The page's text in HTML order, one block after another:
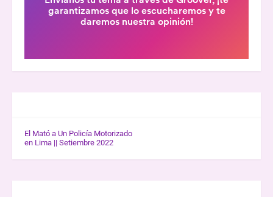
El Mató a Un Policía Motorizado
en Lima || Setiembre 2022